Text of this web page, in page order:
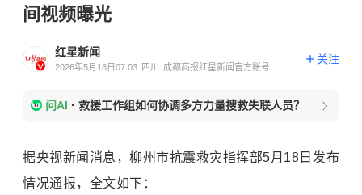
间视频曝光
红星新闻
2026年5月18日07:03 四川 成都商报红星新闻官方账号
关注
问AI · 救援工作组如何协调多方力量搜救失联人员？
据央视新闻消息，柳州市抗震救灾指挥部5月18日发布
情况通报，全文如下：